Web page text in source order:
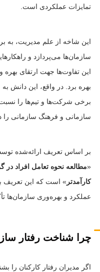
تمایزات عملکردی است.
این شاخه از علم مدیریت، به
سازمان‌ها می‌پردازد و
این تفاوت‌ها جهت ارتقای
بهره برد. در واقع، این دانش
برخی شرکت‌ها و تیم‌ها را
سازمانی و فرهنگ سازمانی را
بر اساس تعریف ارائه‌شده
«مطالعه نحوه تعامل افراد در
کارآمدتر » است که این تعریف
عملکرد و بهره‌وری سازمان‌ها
چرا شناخت رفتار
اگر مدیران رفتار کارکنان را